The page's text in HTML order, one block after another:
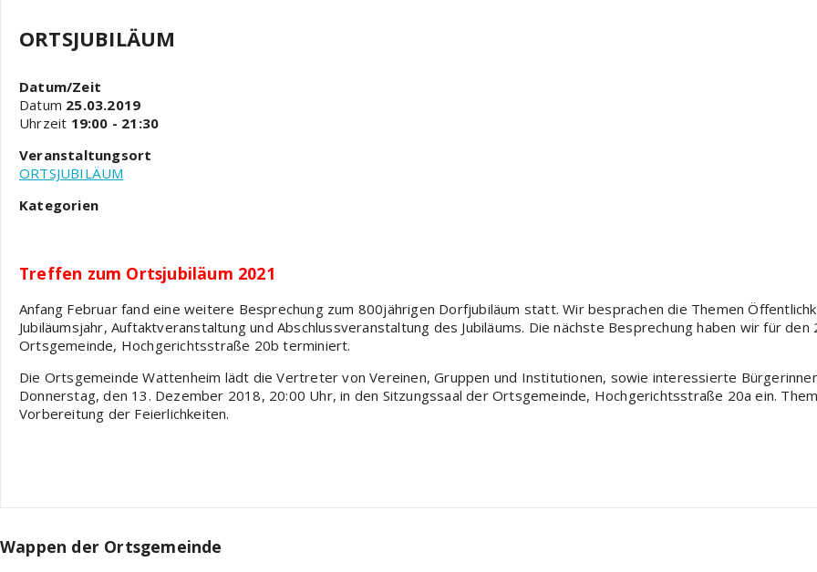
ORTSJUBILÄUM
Datum/Zeit
Datum 25.03.2019
Uhrzeit 19:00 - 21:30
Veranstaltungsort
ORTSJUBILÄUM
Kategorien
Treffen zum Ortsjubiläum 2021
Anfang Februar fand eine weitere Besprechung zum 800jährigen Dorfjubiläum statt. Wir besprachen die Themen
Jubiläumsjahr, Auftaktveranstaltung und Abschlussveranstaltung des Jubiläums. Die nächste Besprechung haben wir für
Ortsgemeinde, Hochgerichtsstraße 20b terminiert.
Die Ortsgemeinde Wattenheim lädt die Vertreter von Vereinen, Gruppen und Institutionen, sowie interessierte
Donnerstag, den 13. Dezember 2018, 20:00 Uhr, in den Sitzungssaal der Ortsgemeinde, Hochgerichtsstraße 20a ein.
Vorbereitung der Feierlichkeiten.
Wappen der Ortsgemeinde